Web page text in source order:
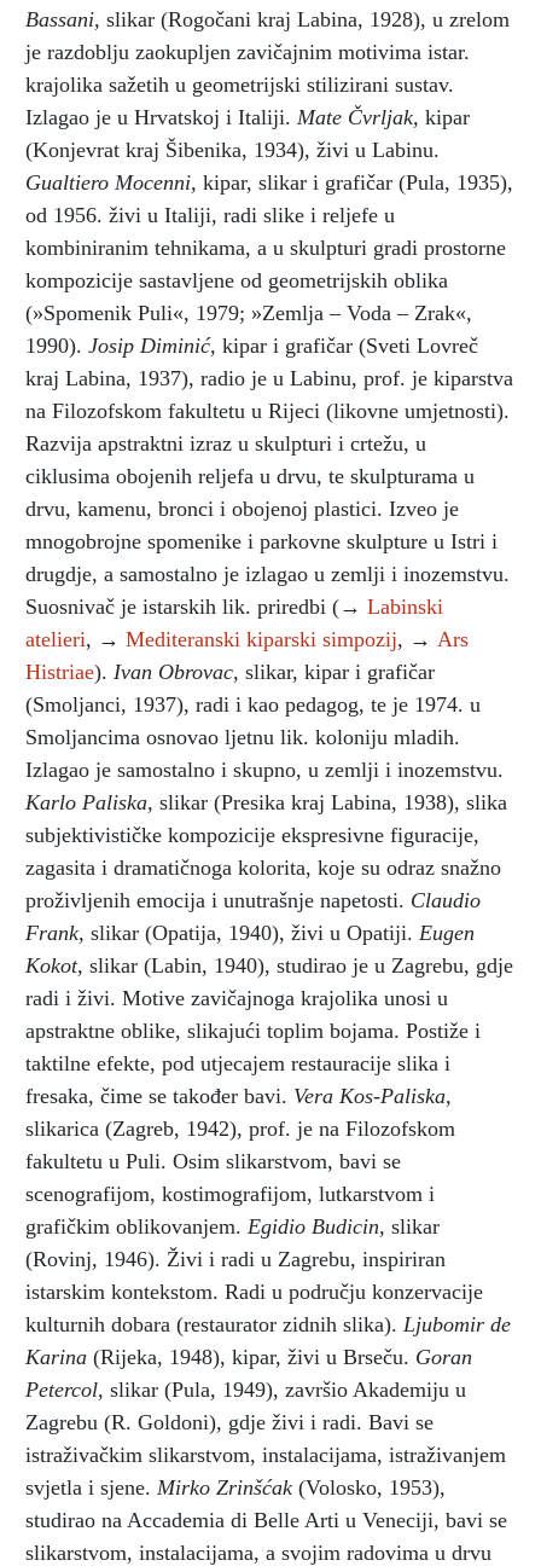
Bassani, slikar (Rogočani kraj Labina, 1928), u zrelom
je razdoblju zaokupljen zavičajnim motivima istar.
krajolika sažetih u geometrijski stilizirani sustav.
Izlagao je u Hrvatskoj i Italiji. Mate Čvrljak, kipar
(Konjevrat kraj Šibenika, 1934), živi u Labinu.
Gualtiero Mocenni, kipar, slikar i grafičar (Pula, 1935),
od 1956. živi u Italiji, radi slike i reljefe u
kombiniranim tehnikama, a u skulpturi gradi prostorne
kompozicije sastavljene od geometrijskih oblika
(»Spomenik Puli«, 1979; »Zemlja – Voda – Zrak«,
1990). Josip Diminić, kipar i grafičar (Sveti Lovreč
kraj Labina, 1937), radio je u Labinu, prof. je kiparstva
na Filozofskom fakultetu u Rijeci (likovne umjetnosti).
Razvija apstraktni izraz u skulpturi i crtežu, u
ciklusima obojenih reljefa u drvu, te skulpturama u
drvu, kamenu, bronci i obojenoj plastici. Izveo je
mnogobrojne spomenike i parkovne skulpture u Istri i
drugdje, a samostalno je izlagao u zemlji i inozemstvu.
Suosnivač je istarskih lik. priredbi (→ Labinski
atelieri, → Mediteranski kiparski simpozij, → Ars
Histriae). Ivan Obrovac, slikar, kipar i grafičar
(Smoljanci, 1937), radi i kao pedagog, te je 1974. u
Smoljancima osnovao ljetnu lik. koloniju mladih.
Izlagao je samostalno i skupno, u zemlji i inozemstvu.
Karlo Paliska, slikar (Presika kraj Labina, 1938), slika
subjektivističke kompozicije ekspresivne figuracije,
zagasita i dramatičnoga kolorita, koje su odraz snažno
proživljenih emocija i unutrašnje napetosti. Claudio
Frank, slikar (Opatija, 1940), živi u Opatiji. Eugen
Kokot, slikar (Labin, 1940), studirao je u Zagrebu, gdje
radi i živi. Motive zavičajnoga krajolika unosi u
apstraktne oblike, slikajući toplim bojama. Postiže i
taktilne efekte, pod utjecajem restauracije slika i
fresaka, čime se također bavi. Vera Kos-Paliska,
slikarica (Zagreb, 1942), prof. je na Filozofskom
fakultetu u Puli. Osim slikarstvom, bavi se
scenografijom, kostimografijom, lutkarstvom i
grafičkim oblikovanjem. Egidio Budicin, slikar
(Rovinj, 1946). Živi i radi u Zagrebu, inspiriran
istarskim kontekstom. Radi u području konzervacije
kulturnih dobara (restaurator zidnih slika). Ljubomir de
Karina (Rijeka, 1948), kipar, živi u Brseču. Goran
Petercol, slikar (Pula, 1949), završio Akademiju u
Zagrebu (R. Goldoni), gdje živi i radi. Bavi se
istraživačkim slikarstvom, instalacijama, istraživanjem
svjetla i sjene. Mirko Zrinšćak (Volosko, 1953),
studirao na Accademia di Belle Arti u Veneciji, bavi se
slikarstvom, instalacijama, a svojim radovima u drvu